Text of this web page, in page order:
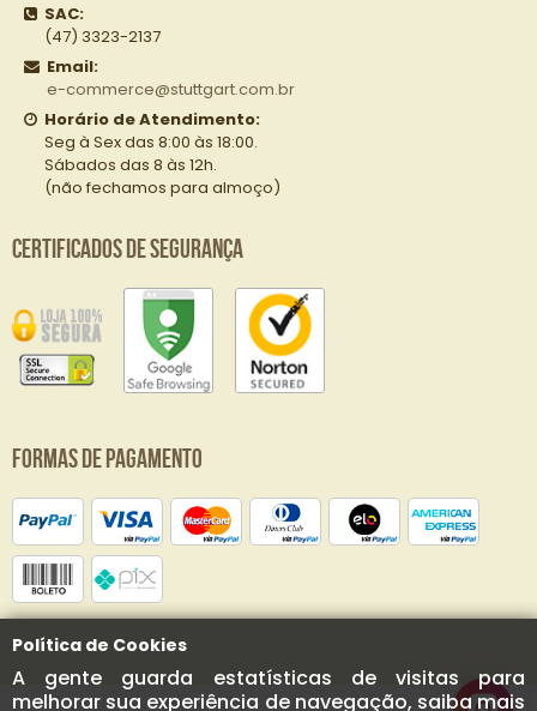
Política de Cookies
A gente guarda estatísticas de visitas para
melhorar sua experiência de navegação, saiba mais
SAC:
(47) 3323-2137
Email:
e-commerce@stuttgart.com.br
Horário de Atendimento:
Seg à Sex das 8:00 às 18:00.
Sábados das 8 às 12h.
(não fechamos para almoço)
Certificados de Segurança
Formas de Pagamento